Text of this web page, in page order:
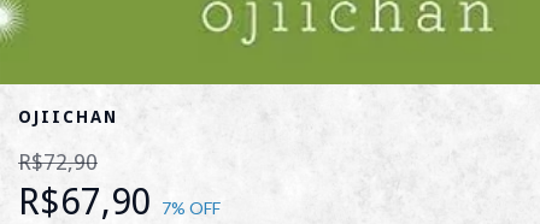
OJIICHAN
R$72,90
R$67,90 7% OFF